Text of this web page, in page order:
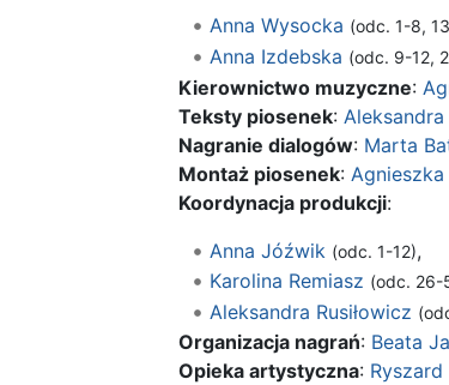
Anna Wysocka (odc. 1-8,
Anna Izdebska (odc. 9-12,
Kierownictwo muzyczne:
Teksty piosenek:
Nagranie dialogów: Marta
Montaż piosenek:
Koordynacja produkcji:
Anna Jóźwik (odc. 1-12),
Karolina Remiasz (odc. 26-
Aleksandra Rusiłowicz
Organizacja nagrań: Beata
Opieka artystyczna: Ryszard